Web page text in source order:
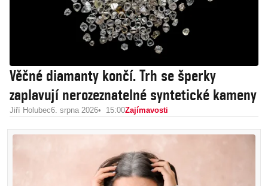
Věčné diamanty končí. Trh se šperky
zaplavují nerozeznatelné syntetické kameny
Jiří Holubec6. srpna 2026 15:00Zajímavosti